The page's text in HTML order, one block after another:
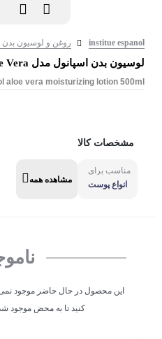
institue espanol روغن و لوسیون بدن institue espanol
لوسیون بدن اسپانول مدل Aloe Vera حجم 500 میلی لیتر
aloe vera moisturizing lotion 500ml
مشخصات کالا
مناسب برای
انواع پوست
مشاهده همه
این محصول در حال حاضر موجود نمی
کنید تا به محض موجود